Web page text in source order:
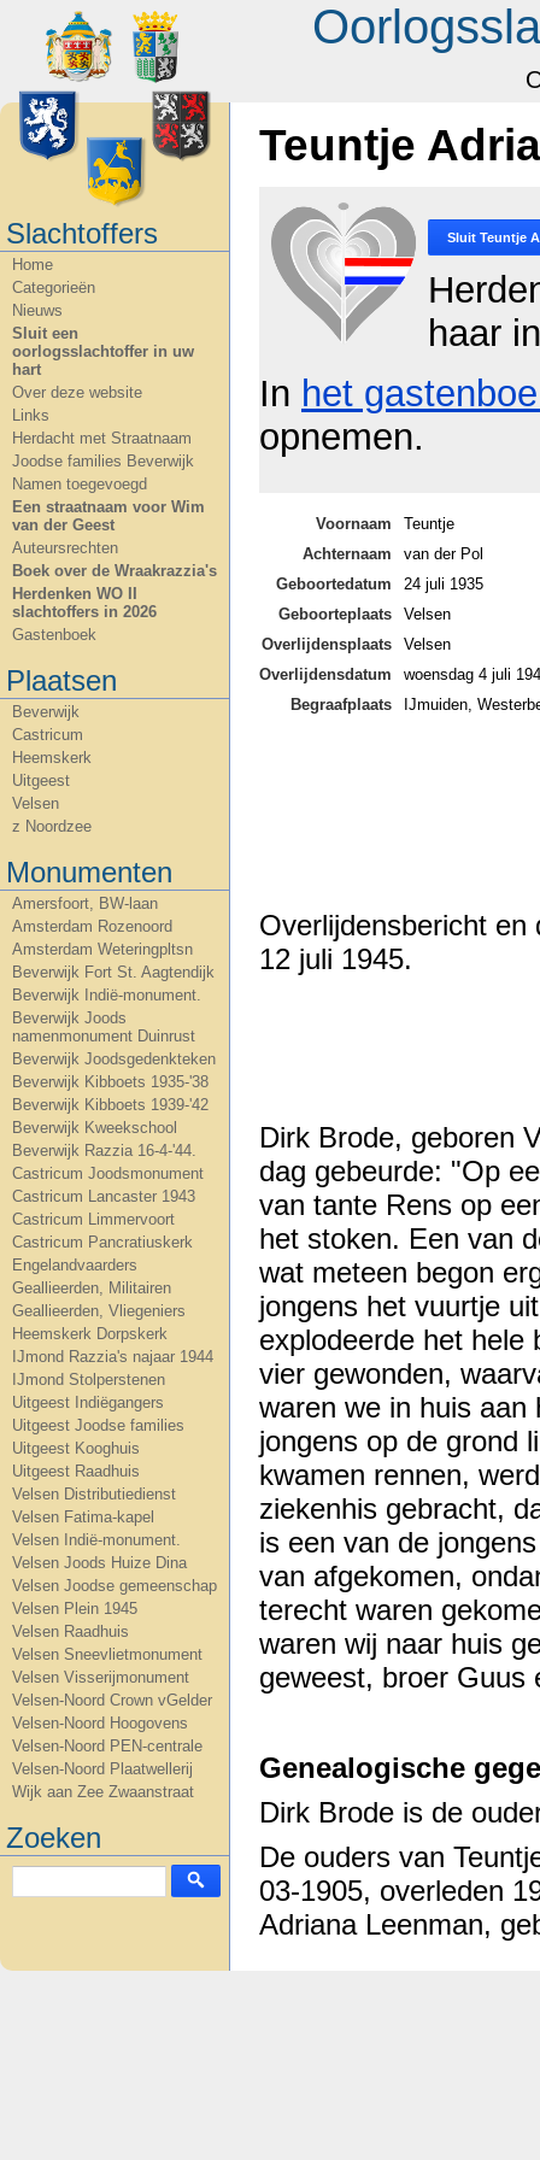
Slachtoffers
Home
Categorieën
Nieuws
Sluit een
oorlogsslachtoffer in uw
hart
Over deze website
Links
Herdacht met Straatnaam
Joodse families Beverwijk
Namen toegevoegd
Een straatnaam voor Wim
van der Geest
Auteursrechten
Boek over de Wraakrazzia's
Herdenken WO II
slachtoffers in 2026
Gastenboek
Plaatsen
Beverwijk
Castricum
Heemskerk
Uitgeest
Velsen
z Noordzee
Monumenten
Amersfoort, BW-laan
Amsterdam Rozenoord
Amsterdam Weteringpltsn
Beverwijk Fort St. Aagtendijk
Beverwijk Indië-monument.
Beverwijk Joods
namenmonument Duinrust
Beverwijk Joodsgedenkteken
Beverwijk Kibboets 1935-'38
Beverwijk Kibboets 1939-'42
Beverwijk Kweekschool
Beverwijk Razzia 16-4-'44.
Castricum Joodsmonument
Castricum Lancaster 1943
Castricum Limmervoort
Castricum Pancratiuskerk
Engelandvaarders
Geallieerden, Militairen
Geallieerden, Vliegeniers
Heemskerk Dorpskerk
IJmond Razzia's najaar 1944
IJmond Stolperstenen
Uitgeest Indiëgangers
Uitgeest Joodse families
Uitgeest Kooghuis
Uitgeest Raadhuis
Velsen Distributiedienst
Velsen Fatima-kapel
Velsen Indië-monument.
Velsen Joods Huize Dina
Velsen Joodse gemeenschap
Velsen Plein 1945
Velsen Raadhuis
Velsen Sneevlietmonument
Velsen Visserijmonument
Velsen-Noord Crown vGelder
Velsen-Noord Hoogovens
Velsen-Noord PEN-centrale
Velsen-Noord Plaatwellerij
Wijk aan Zee Zwaanstraat
Zoeken
Teuntje
Sluit Teuntje
haar
In het
opnemen.
Voornaam
Teuntje
Achternaam
van der Pol
Geboortedatum
24 juli 1935
Geboorteplaats
Velsen
Overlijdensplaats
Velsen
Overlijdensdatum
woensdag 4 juli
Begraafplaats
IJmuiden,
Overlijdensbericht en
12 juli 1945.
Dirk Brode, geboren
dag gebeurde: "Op
van tante Rens op
het stoken. Een van
wat meteen begon
jongens het vuurtje
explodeerde het hele
vier gewonden,
waren we in huis aan
jongens op de grond
kwamen rennen,
ziekenhis gebracht,
is een van de
van afgekomen,
terecht waren
waren wij naar huis
geweest, broer Guus
Genealogische
Dirk Brode is de
De ouders van
03-1905, overleden
Adriana Leenman,